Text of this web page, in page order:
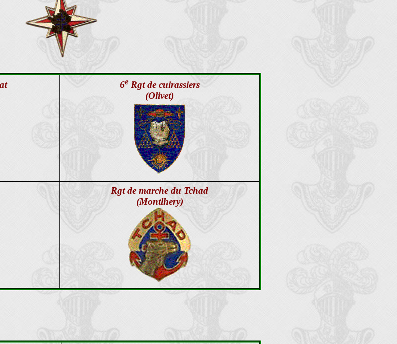
6eRgt de cuirassiers
(Olivet)
Rgt de marche du Tchad
(Montlhery)